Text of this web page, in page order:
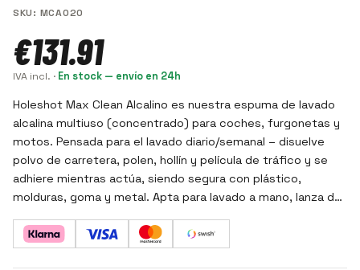
SKU: MCA020
€131.91
IVA incl. · En stock — envío en 24h
Holeshot Max Clean Alcalino es nuestra espuma de lavado
alcalina multiuso (concentrado) para coches, furgonetas y
motos. Pensada para el lavado diario/semanal – disuelve
polvo de carretera, polen, hollín y película de tráfico y se
adhiere mientras actúa, siendo segura con plástico,
molduras, goma y metal. Apta para lavado a mano, lanza de
actuar 1 minuto aprox. (sin dejar secar) y aclara a alta
presión.